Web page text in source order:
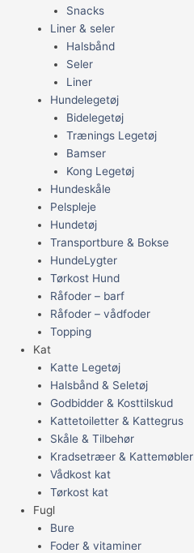
Snacks
Liner & seler
Halsbånd
Seler
Liner
Hundelegetøj
Bidelegetøj
Trænings Legetøj
Bamser
Kong Legetøj
Hundeskåle
Pelspleje
Hundetøj
Transportbure & Bokse
HundeLygter
Tørkost Hund
Råfoder – barf
Råfoder – vådfoder
Topping
Kat
Katte Legetøj
Halsbånd & Seletøj
Godbidder & Kosttilskud
Kattetoiletter & Kattegrus
Skåle & Tilbehør
Kradsetræer & Kattemøbler
Vådkost kat
Tørkost kat
Fugl
Bure
Foder & vitaminer